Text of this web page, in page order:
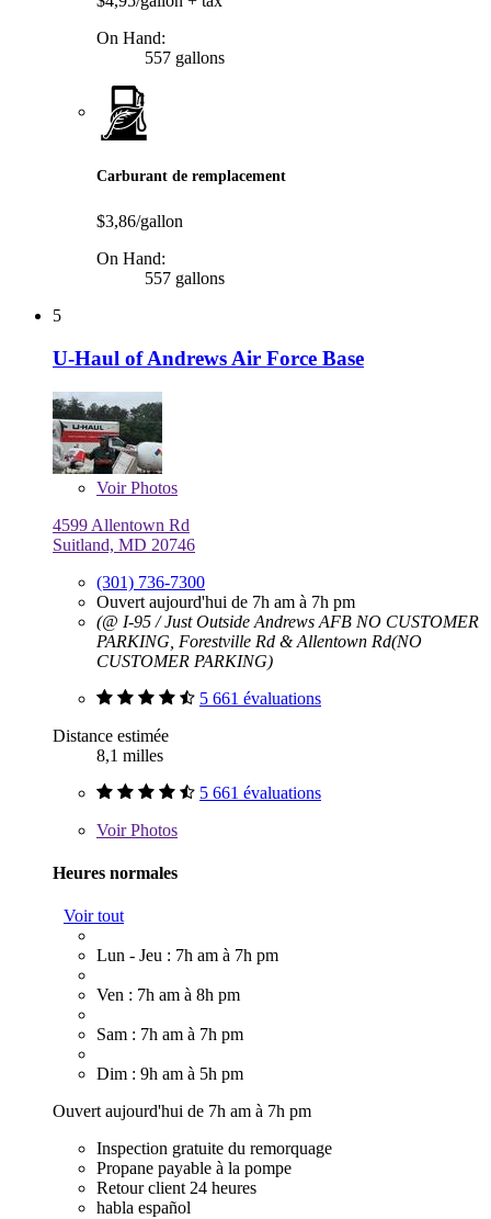
On Hand:
557 gallons
Carburant de remplacement
$3,86/gallon
On Hand:
557 gallons
5
U-Haul of Andrews Air Force Base
VoirPhotos
4599 Allentown Rd
Suitland, MD 20746
(301) 736-7300
Ouvert aujourd'hui de 7h am à 7h pm
(@ I-95 / Just Outside Andrews AFB NO CUSTOMER
PARKING, Forestville Rd & Allentown Rd(NO
CUSTOMER PARKING)
5 661 évaluations
Distance estimée
8,1 milles
5 661 évaluations
VoirPhotos
Heures normales
Voir tout
Lun - Jeu : 7h am à 7h pm
Ven : 7h am à 8h pm
Sam : 7h am à 7h pm
Dim : 9h am à 5h pm
Ouvert aujourd'hui de 7h am à 7h pm
Inspection gratuite du remorquage
Propane payable à la pompe
Retour client 24 heures
habla español